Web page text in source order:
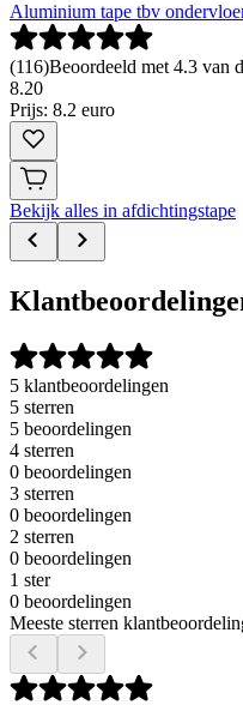
Aluminium tape tbv
(116)Beoordeeld met 4.3 van
8.20
Prijs: 8.2 euro
Bekijk alles in afdichtingstape
5 klantbeoordelingen
5 sterren
5 beoordelingen
4 sterren
0 beoordelingen
3 sterren
0 beoordelingen
2 sterren
0 beoordelingen
1 ster
0 beoordelingen
Meeste sterren